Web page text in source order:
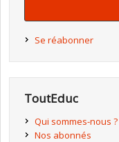
Se réabonner
ToutEduc
Qui sommes-nous ?
Nos abonnés